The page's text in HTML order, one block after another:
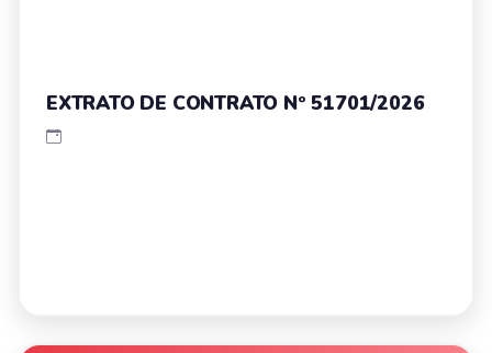
EXTRATO DE CONTRATO Nº 51701/2026